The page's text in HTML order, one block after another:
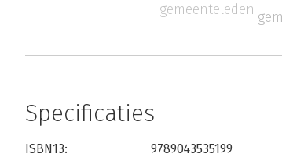
gemeenteleden
Specificaties
ISBN13:
9789043535199